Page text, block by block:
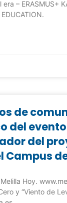
– ERASMUS+
de
del evento
del
Campus
Hoy.
y “Viento de